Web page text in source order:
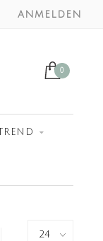
anmelden
0
TREND